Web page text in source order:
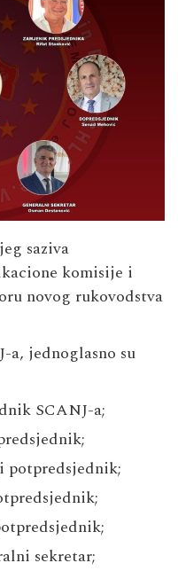
saziva
komisije i
novog rukovodstva
a, jednoglasno su
SCANJ-a;
potpredsjednik;
sekretar;